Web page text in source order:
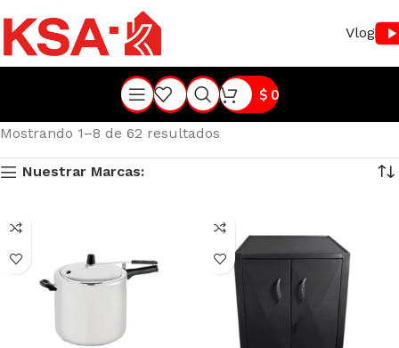
Vlog
$0
Mostrando 1–8 de 62 resultados
Nuestrar Marcas: